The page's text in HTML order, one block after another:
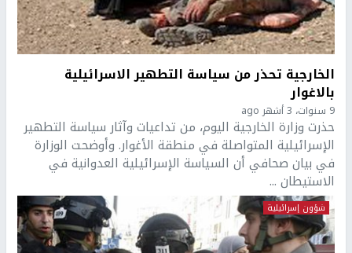
الخارجية تحذر من سياسة التطهير الاسرائيلية
بالاغوار
9 سنوات، 3 أشهر ago
حذرت وزارة الخارجية اليوم، من تداعيات وآثار سياسة التطهير
الإسرائيلية المتواصلة في منطقة الأغوار. وأوضحت الوزارة
في بيان صحافي أن السياسة الإسرائيلية العدوانية في
الاستيطان ...
شؤون إسرائيلية